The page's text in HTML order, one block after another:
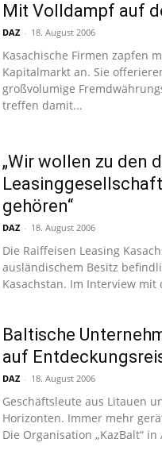
Mit Volldampf auf
DAZ - 18. August 2006
Kasachische Firmen zapfen
Kapitalmarkt an. Sie
großvolumige
treffen damit...
„Wir wollen zu den
gehören“
DAZ - 18. August 2006
Die Raiffeisen Leasing
ausländischem Besitz
Kasachstan. Im Interview
Baltische
auf
DAZ - 18. August 2006
Geschäftsleute aus Litauen
Horizonten. Immer mehr
Die Organisation „KazBalt“